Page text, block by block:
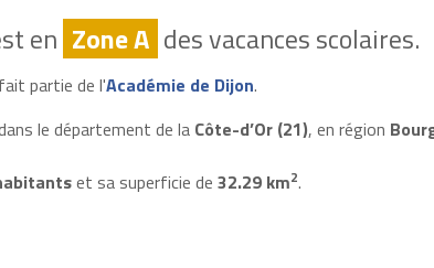
en Zone A des vacances scolaires.
partie de l'Académie de Dijon.
le département de la Côte-d’Or (21), en région
et sa superficie de 32.29 km2.